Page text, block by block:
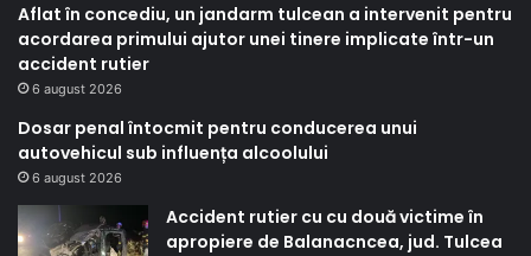
Aflat în concediu, un jandarm tulcean a intervenit pentru
acordarea primului ajutor unei tinere implicate într-un
accident rutier
6 august 2026
Dosar penal întocmit pentru conducerea unui
autovehicul sub influența alcoolului
6 august 2026
Accident rutier cu cu două victime în
apropiere de Balanacncea, jud. Tulcea